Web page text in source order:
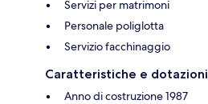
Servizi per matrimoni
Personale poliglotta
Servizio facchinaggio
Caratteristiche e dotazioni
Anno di costruzione 1987